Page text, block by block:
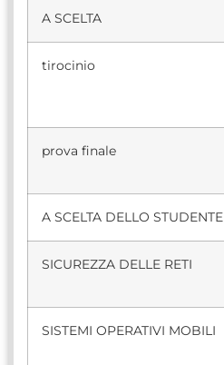
A SCELTA
tirocinio
prova finale
A SCELTA DELLO STUDENTE
SICUREZZA DELLE RETI
SISTEMI OPERATIVI MOBILI